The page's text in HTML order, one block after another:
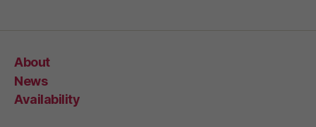
About
News
Availability